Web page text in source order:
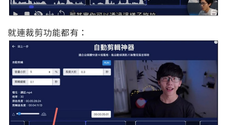
就連裁剪功能都有：